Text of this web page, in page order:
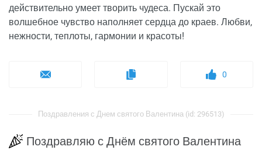
действительно умеет творить чудеса. Пускай это
волшебное чувство наполняет сердца до краев. Любви,
нежности, теплоты, гармонии и красоты!
0
Поздравления с Днем святого Валентина (id: 296513)
Поздравляю с Днём святого Валентина